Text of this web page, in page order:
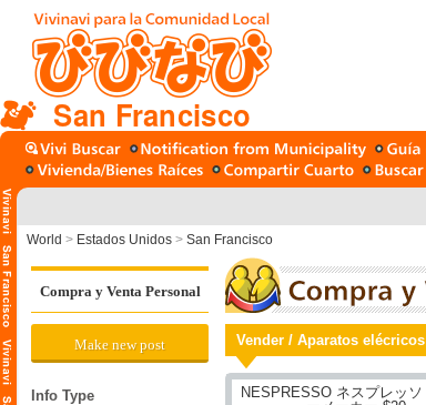
San Francisco
World > Estados Unidos > San Francisco
Compra y Venta Personal
Make new post
Info Type
Vender / Aparatos elécricos